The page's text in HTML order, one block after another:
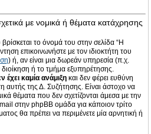
με νομικά ή θέματα κατάχρησης
το όνομά του στην σελίδα “Η
επικοινωνήστε με τον ιδιοκτήτη του
) ή, αν είναι μια δωρεάν υπηρεσία (π.χ.
ή το τμήμα εξυπηρέτησης.
έχει καμία ανάμιξη και δεν φέρει ευθύνη
αυτής της Δ. Συζήτησης. Είναι άστοχο να
θέματα που δεν σχετίζονται άμεσα με την
στην phpBB ομάδα για κάποιον τρίτο
θα πρέπει να περιμένετε μία αρνητική ή